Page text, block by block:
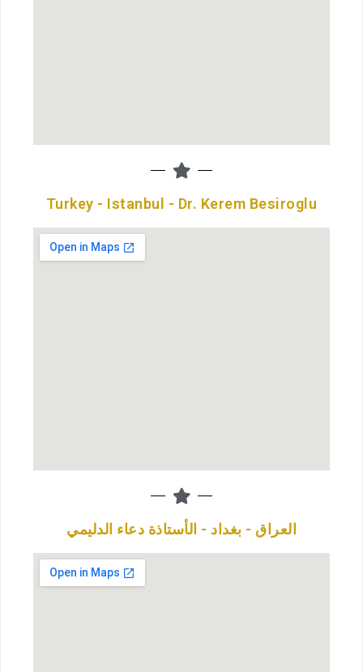
Turkey - Istanbul - Dr. Kerem Besiroglu
العراق - بغداد - الأستاذة دعاء الدليمي